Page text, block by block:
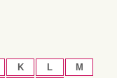
K L
M